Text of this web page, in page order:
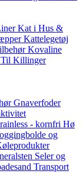
Kat i Hus &
Kattelegetøj
Kovaline
Til Killinger
Gnaverfoder
- kornfri Hø
og
Seler og
Transport